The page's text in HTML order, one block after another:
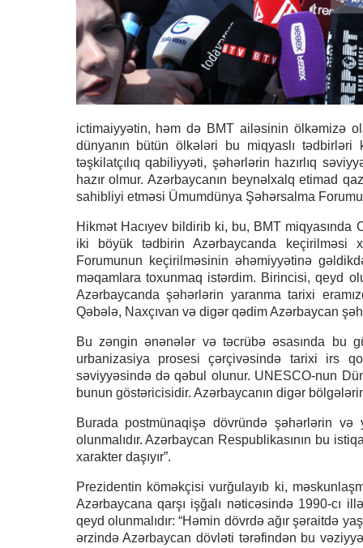
ictimaiyyətin, həm də BMT ailəsinin ölkəmizə
dünyanın bütün ölkələri bu miqyaslı
təşkilatçılıq qabiliyyəti, şəhərlərin hazırlıq
hazır olmur. Azərbaycanın beynəlxalq etimad
sahibliyi etməsi Ümumdünya Şəhərsalma
Hikmət Hacıyev bildirib ki, bu, BMT
iki böyük tədbirin Azərbaycanda keçirilməsi
Forumunun keçirilməsinin əhəmiyyətinə
məqamlara toxunmaq istərdim. Birincisi, qeyd
Azərbaycanda şəhərlərin yaranma tarixi
Qəbələ, Naxçıvan və digər qədim Azərbaycan
Bu zəngin ənənələr və təcrübə əsasında bu
urbanizasiya prosesi çərçivəsində tarixi irs
səviyyəsində də qəbul olunur. UNESCO-nun
bunun göstəricisidir. Azərbaycanın digər
Burada postmünaqişə dövründə şəhərlərin və
olunmalıdır. Azərbaycan Respublikasının bu
xarakter daşıyır”.
Prezidentin köməkçisi vurğulayıb ki,
Azərbaycana qarşı işğalı nəticəsində 1990-cı
qeyd olunmalıdır: “Həmin dövrdə ağır şəraitdə
ərzində Azərbaycan dövləti tərəfindən bu